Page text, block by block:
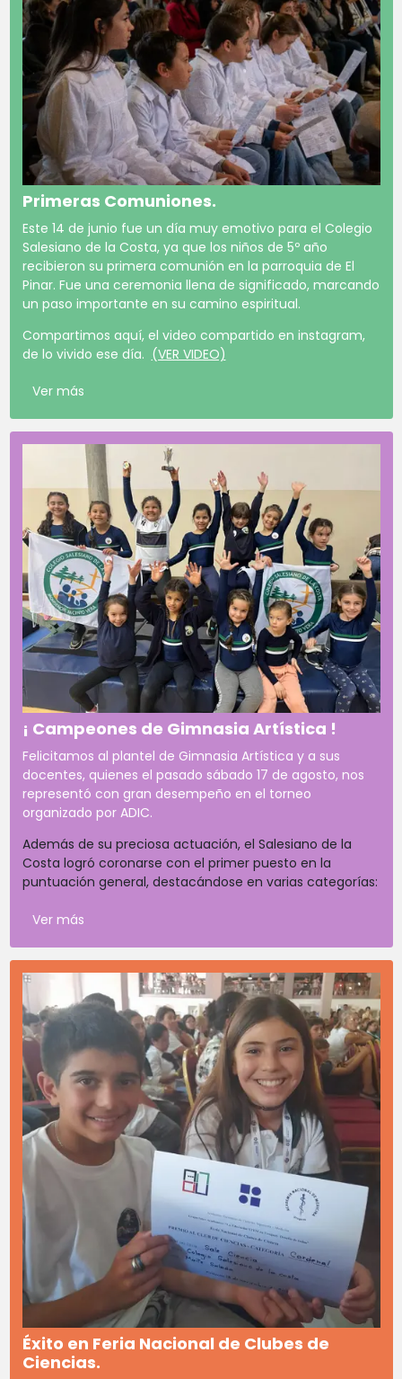
Primeras Comuniones.
Este 14 de junio fue un día muy emotivo para el Colegio
Salesiano de la Costa, ya que los niños de 5º año
recibieron su primera comunión en la parroquia de El
Pinar. Fue una ceremonia llena de significado, marcando
un paso importante en su camino espiritual.
Compartimos aquí, el video compartido en instagram,
de lo vivido ese día. (VER VIDEO)
Ver más
¡ Campeones de Gimnasia Artística !
Felicitamos al plantel de Gimnasia Artística y a sus
docentes, quienes el pasado sábado 17 de agosto, nos
representó con gran desempeño en el torneo
organizado por ADIC.
Además de su preciosa actuación, el Salesiano de la
Costa logró coronarse con el primer puesto en la
puntuación general, destacándose en varias categorías:
Ver más
Éxito en Feria Nacional de Clubes de
Ciencias.